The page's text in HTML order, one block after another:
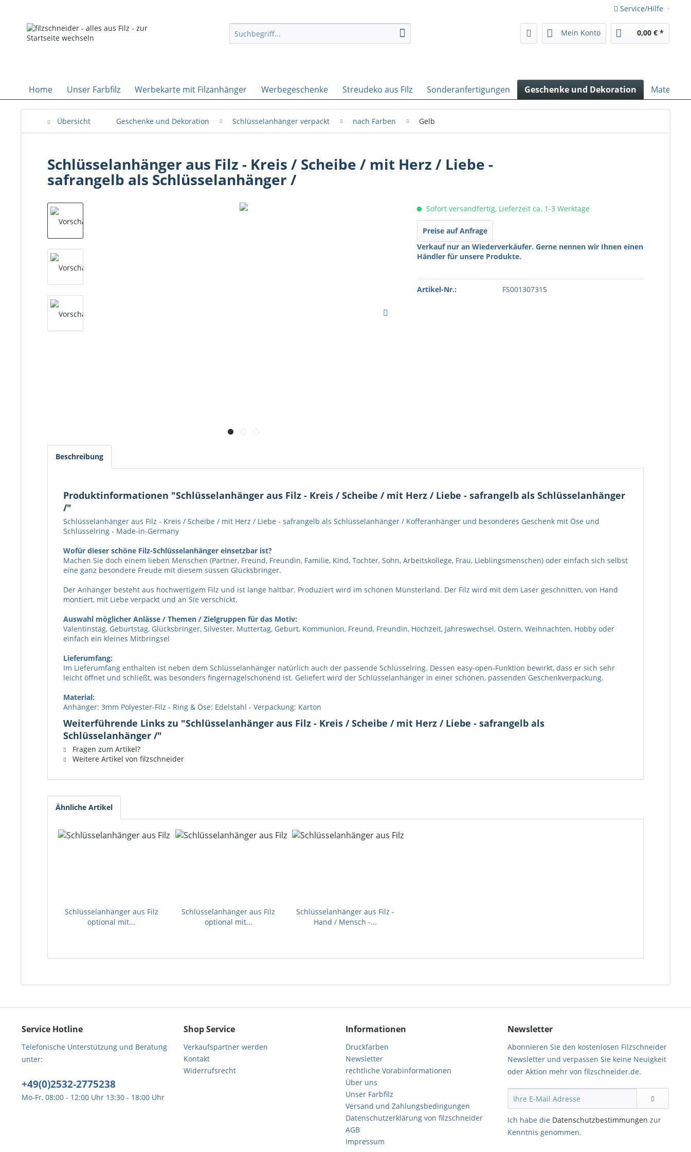
Service/Hilfe
Mein Konto 0,00 € *
Home Unser Farbfilz Werbekarte mit Filzanhänger Werbegeschenke Streudeko aus Filz Sonderanfertigungen Geschenke und Dekoration Material
Übersicht Geschenke und Dekoration Schlüsselanhänger verpackt nach Farben Gelb
Schlüsselanhänger aus Filz - Kreis / Scheibe / mit Herz / Liebe -
safrangelb als Schlüsselanhänger /
Sofort versandfertig, Lieferzeit ca. 1-3 Werktage
Preise auf Anfrage
Verkauf nur an Wiederverkäufer. Gerne nennen wir Ihnen einen
Händler für unsere Produkte.
Artikel-Nr.: FS001307315
Beschreibung
Produktinformationen "Schlüsselanhänger aus Filz - Kreis / Scheibe / mit Herz / Liebe - safrangelb als Schlüsselanhänger
/"
Schlüsselanhänger aus Filz - Kreis / Scheibe / mit Herz / Liebe - safrangelb als Schlüsselanhänger / Kofferanhänger und besonderes Geschenk mit Öse und
Schlüsselring - Made-in-Germany
Wofür dieser schöne Filz-Schlüsselanhänger einsetzbar ist?
Machen Sie doch einem lieben Menschen (Partner, Freund, Freundin, Familie, Kind, Tochter, Sohn, Arbeitskollege, Frau, Lieblingsmenschen) oder einfach sich selbst
eine ganz besondere Freude mit diesem süssen Glücksbringer.
Der Anhänger besteht aus hochwertigem Filz und ist lange haltbar. Produziert wird im schönen Münsterland. Der Filz wird mit dem Laser geschnitten, von Hand
montiert, mit Liebe verpackt und an Sie verschickt.
Auswahl möglicher Anlässe / Themen / Zielgruppen für das Motiv:
Valentinstag, Geburtstag, Glücksbringer, Silvester, Muttertag, Geburt, Kommunion, Freund, Freundin, Hochzeit, Jahreswechsel, Ostern, Weihnachten, Hobby oder
einfach ein kleines Mitbringsel
Lieferumfang:
Im Lieferumfang enthalten ist neben dem Schlüsselanhänger natürlich auch der passende Schlüsselring. Dessen easy-open-Funktion bewirkt, dass er sich sehr
leicht öffnet und schließt, was besonders fingernagelschonend ist. Geliefert wird der Schlüsselanhänger in einer schönen, passenden Geschenkverpackung.
Material:
Anhänger: 3mm Polyester-Filz - Ring & Öse: Edelstahl - Verpackung: Karton
Weiterführende Links zu "Schlüsselanhänger aus Filz - Kreis / Scheibe / mit Herz / Liebe - safrangelb als
Schlüsselanhänger /"
Fragen zum Artikel?
Weitere Artikel von filzschneider
Ähnliche Artikel
Schlüsselanhänger aus Filz
optional mit...
Schlüsselanhänger aus Filz
optional mit...
Schlüsselanhänger aus Filz -
Hand / Mensch -...
Service Hotline
Telefonische Unterstützung und Beratung
unter:
+49(0)2532-2775238
Mo-Fr, 08:00 - 12:00 Uhr 13:30 - 18:00 Uhr
Shop Service
Verkaufspartner werden
Kontakt
Widerrufsrecht
Informationen
Druckfarben
Newsletter
rechtliche Vorabinformationen
Über uns
Unser Farbfilz
Versand und Zahlungsbedingungen
Datenschutzerklärung von filzschneider
AGB
Impressum
Newsletter
Abonnieren Sie den kostenlosen Filzschneider
Newsletter und verpassen Sie keine Neuigkeit
oder Aktion mehr von filzschneider.de.
Ich habe die Datenschutzbestimmungen zur
Kenntnis genommen.